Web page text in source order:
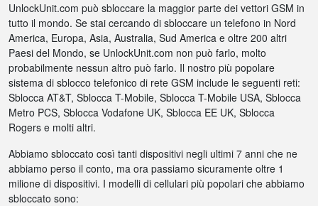
UnlockUnit.com può sbloccare la maggior parte dei vettori GSM in
tutto il mondo. Se stai cercando di sbloccare un telefono in Nord
America, Europa, Asia, Australia, Sud America e oltre 200 altri
Paesi del Mondo, se UnlockUnit.com non può farlo, molto
probabilmente nessun altro può farlo. Il nostro più popolare
sistema di sblocco telefonico di rete GSM include le seguenti reti:
Sblocca AT&T, Sblocca T-Mobile, Sblocca T-Mobile USA, Sblocca
Metro PCS, Sblocca Vodafone UK, Sblocca EE UK, Sblocca
Rogers e molti altri.
Abbiamo sbloccato così tanti dispositivi negli ultimi 7 anni che ne
abbiamo perso il conto, ma ora passiamo sicuramente oltre 1
milione di dispositivi. I modelli di cellulari più popolari che abbiamo
sbloccato sono: